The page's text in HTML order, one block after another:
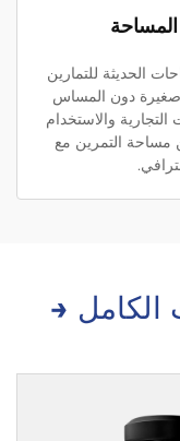
الحديثة للتمارين
صغيرة دون المساس
التجارية والاستخدام
مساحة التمرين مع
→